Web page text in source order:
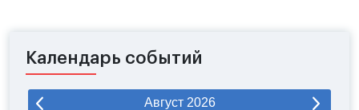
Календарь событий
Август 2026